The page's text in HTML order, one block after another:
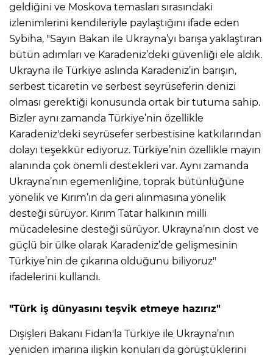
geldiğini ve Moskova temasları sırasındaki
izlenimlerini kendileriyle paylaştığını ifade eden
Sybiha, "Sayın Bakan ile Ukrayna’yı barışa yaklaştıran
bütün adımları ve Karadeniz’deki güvenliği ele aldık.
Ukrayna ile Türkiye aslında Karadeniz’in barışın,
serbest ticaretin ve serbest seyrüseferin denizi
olması gerektiği konusunda ortak bir tutuma sahip.
Bizler aynı zamanda Türkiye’nin özellikle
Karadeniz'deki seyrüsefer serbestisine katkılarından
dolayı teşekkür ediyoruz. Türkiye’nin özellikle mayın
alanında çok önemli destekleri var. Aynı zamanda
Ukrayna’nın egemenliğine, toprak bütünlüğüne
yönelik ve Kırım’ın da geri alınmasına yönelik
desteği sürüyor. Kırım Tatar halkının milli
mücadelesine desteği sürüyor. Ukrayna’nın dost ve
güçlü bir ülke olarak Karadeniz’de gelişmesinin
Türkiye’nin de çıkarına olduğunu biliyoruz"
ifadelerini kullandı.
"Türk iş dünyasını teşvik etmeye hazırız"
Dışişleri Bakanı Fidan'la Türkiye ile Ukrayna’nın
yeniden imarına ilişkin konuları da görüştüklerini